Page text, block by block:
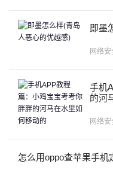
即墨
网络安
手机
的河
网络安
怎么用oppo查苹果手机